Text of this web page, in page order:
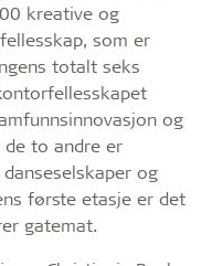
kreative og
som er
totalt seks
og
to andre er
og
første etasje er det
gatemat.